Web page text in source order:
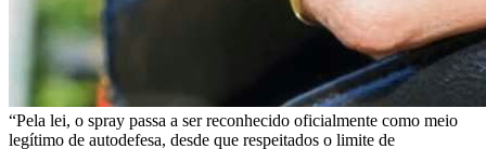
“Pela lei, o spray passa a ser reconhecido oficialmente como meio
legítimo de autodefesa, desde que respeitados o limite de